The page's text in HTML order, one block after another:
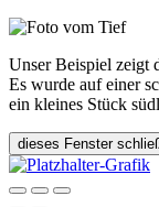
Unser Beispiel zeigt
Es wurde auf einer
ein kleines Stück
dieses Fenster